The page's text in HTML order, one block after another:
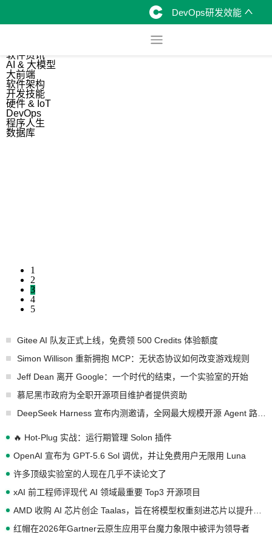
DevOps研发效能
软件资讯
AI & 大模型
大前端
软件架构
开发技能
硬件 & IoT
DevOps
程序人生
数据库
1
2
3
4
5
Gitee AI 队友正式上线，免费领 500 Credits 体验额度
Simon Willison 重新拥抱 MCP：无状态协议如何改变游戏规则
Jeff Dean 离开 Google：一个时代的结束，一个实验室的开始
慕尼黑市政府为全职开源项目维护者提供资助
🔥 Hot-Plug 实战：运行期管理 Solon 插件
OpenAI 宣布为 GPT-5.6 Sol 调优，并让免费用户无限用 Luna
许多顶级实验室的人现在几乎不读论文了
xAI 前工程师评现代 AI 领域最重要 Top3 开源项目
红帽在2026年Gartner云原生应用平台魔力象限中被评为领导者